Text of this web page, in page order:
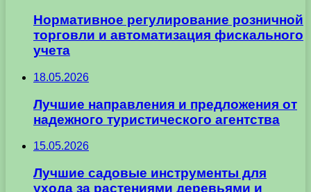
Нормативное регулирование розничной
торговли и автоматизация фискального
учета
18.05.2026
Лучшие направления и предложения от
надежного туристического агентства
15.05.2026
Лучшие садовые инструменты для
ухода за растениями деревьями и